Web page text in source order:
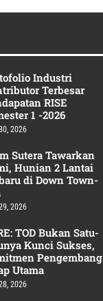
Industri
Terbesar
RISE
1 -2026
2026
Sutera Tawarkan
Hunian 2 Lantai
di Down Town-
2026
TOD Bukan Satu-
Kunci Sukses,
Pengembang
Utama
2026